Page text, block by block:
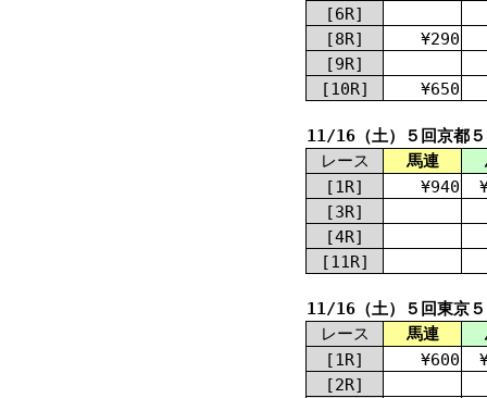
[6R]
[8R]
¥290
[9R]
[10R]
¥650
11/16（土）５回京都
レース
馬連
[1R]
¥940
[3R]
[4R]
[11R]
11/16（土）５回東京
レース
馬連
[1R]
¥600
[2R]